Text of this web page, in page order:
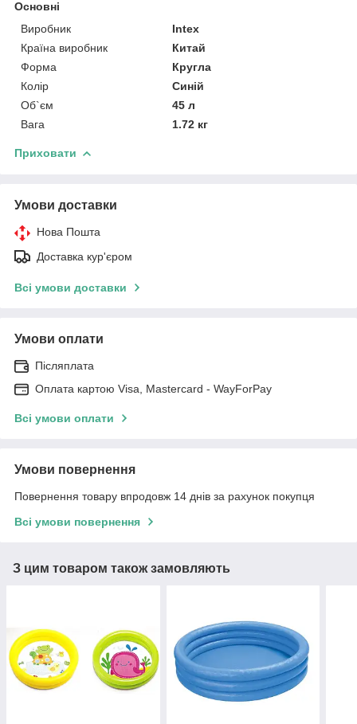
Основні
Виробник
Intex
Країна виробник
Китай
Форма
Кругла
Колір
Синій
Об`єм
45 л
Вага
1.72 кг
Приховати
Умови доставки
Нова Пошта
Доставка кур'єром
Всі умови доставки
Умови оплати
Післяплата
Оплата картою Visa, Mastercard - WayForPay
Всі умови оплати
Умови повернення
Повернення товару впродовж 14 днів за рахунок покупця
Всі умови повернення
З цим товаром також замовляють